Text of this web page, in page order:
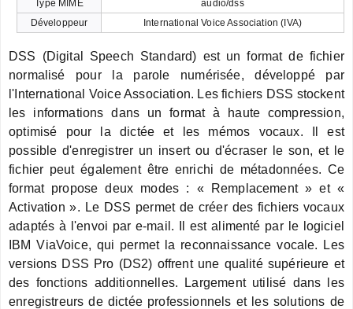
Type MIME
audio/dss
Développeur
International Voice Association (IVA)
DSS (Digital Speech Standard) est un format de fichier
normalisé pour la parole numérisée, développé par
l'International Voice Association. Les fichiers DSS stockent
les informations dans un format à haute compression,
optimisé pour la dictée et les mémos vocaux. Il est
possible d'enregistrer un insert ou d'écraser le son, et le
fichier peut également être enrichi de métadonnées. Ce
format propose deux modes : « Remplacement » et «
Activation ». Le DSS permet de créer des fichiers vocaux
adaptés à l'envoi par e-mail. Il est alimenté par le logiciel
IBM ViaVoice, qui permet la reconnaissance vocale. Les
versions DSS Pro (DS2) offrent une qualité supérieure et
des fonctions additionnelles. Largement utilisé dans les
enregistreurs de dictée professionnels et les solutions de